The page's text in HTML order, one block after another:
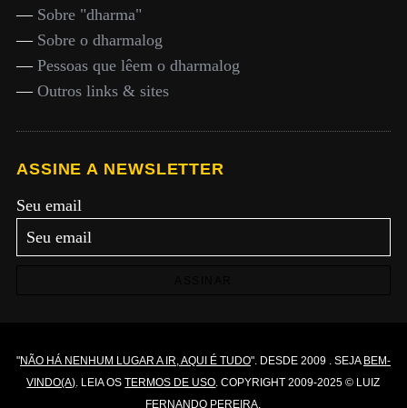
— Sobre "dharma"
— Sobre o dharmalog
— Pessoas que lêem o dharmalog
— Outros links & sites
ASSINE A NEWSLETTER
Seu email
"NÃO HÁ NENHUM LUGAR A IR, AQUI É TUDO". DESDE 2009 . SEJA BEM-
VINDO(A). LEIA OSTERMOS DE USO. COPYRIGHT 2009-2025 © LUIZ
FERNANDO PEREIRA.